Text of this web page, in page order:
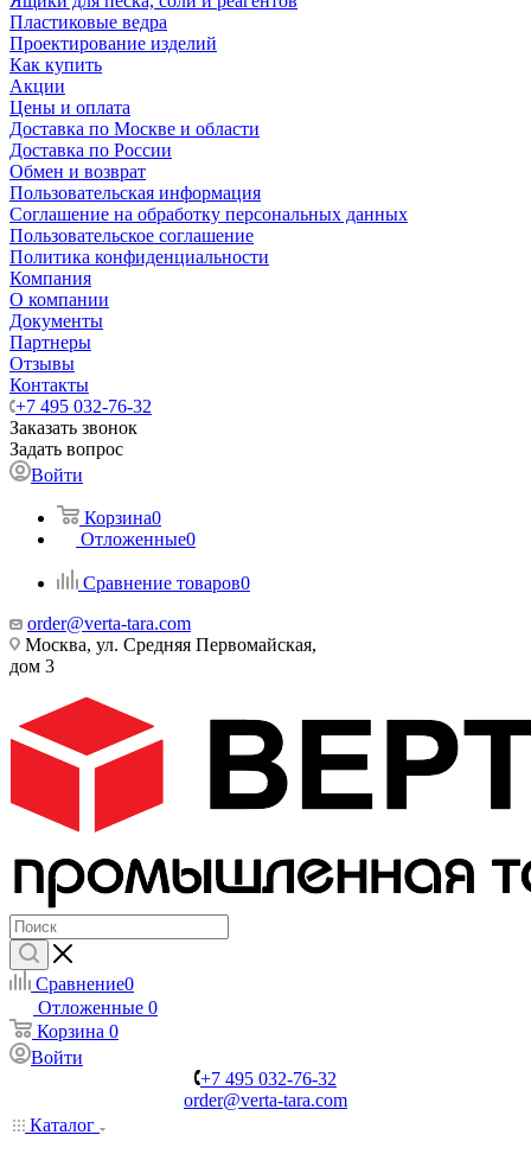
Пластиковые ведра
Проектирование изделий
Как купить
Акции
Цены и оплата
Доставка по Москве и области
Доставка по России
Обмен и возврат
Пользовательская информация
Соглашение на обработку персональных данных
Пользовательское соглашение
Политика конфиденциальности
Компания
О компании
Документы
Партнеры
Отзывы
Контакты
+7 495 032-76-32
Заказать звонок
Задать вопрос
Войти
Корзина0
Отложенные0
Сравнение товаров0
order@verta-tara.com
Москва, ул. Средняя Первомайская,
дом 3
Сравнение0
Отложенные 0
Корзина 0
Войти
+7 495 032-76-32
order@verta-tara.com
Каталог